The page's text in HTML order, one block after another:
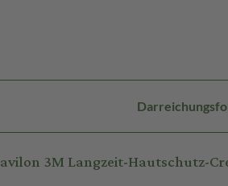
3M Langzeit-Hautschutz-